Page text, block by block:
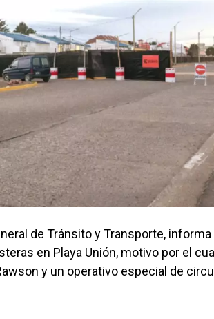
de Tránsito y Transporte,
en Playa Unión, motivo por el
y un operativo especial de